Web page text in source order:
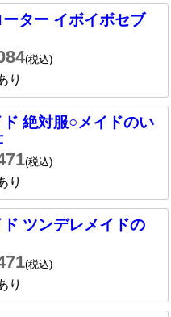
ター イボイボセブ
(税込)
り
絶対服○メイドのい
(税込)
り
ツンデレメイドの
(税込)
り